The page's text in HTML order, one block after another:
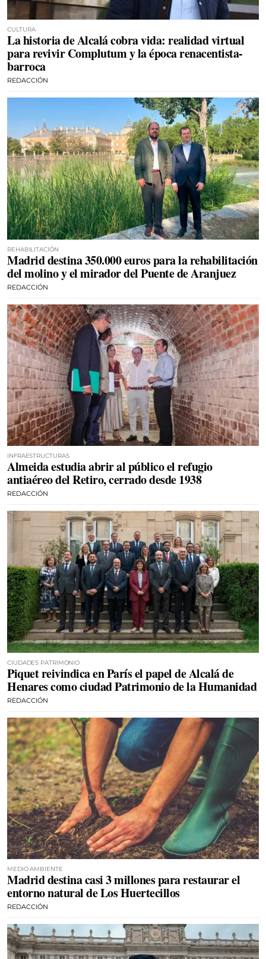
CULTURA
La historia de Alcalá cobra vida: realidad virtual
para revivir Complutum y la época renacentista-
barroca
REDACCIÓN
REHABILITACIÓN
Madrid destina 350.000 euros para la rehabilitación
del molino y el mirador del Puente de Aranjuez
REDACCIÓN
INFRAESTRUCTURAS
Almeida estudia abrir al público el refugio
antiaéreo del Retiro, cerrado desde 1938
REDACCIÓN
CIUDADES PATRIMONIO
Piquet reivindica en París el papel de Alcalá de
Henares como ciudad Patrimonio de la Humanidad
REDACCIÓN
MEDIO AMBIENTE
Madrid destina casi 3 millones para restaurar el
entorno natural de Los Huertecillos
REDACCIÓN